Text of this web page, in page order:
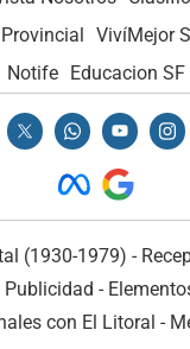
VivíMejor
Notife
Educacion SF
(1930-1979) -
-
con El Litoral -